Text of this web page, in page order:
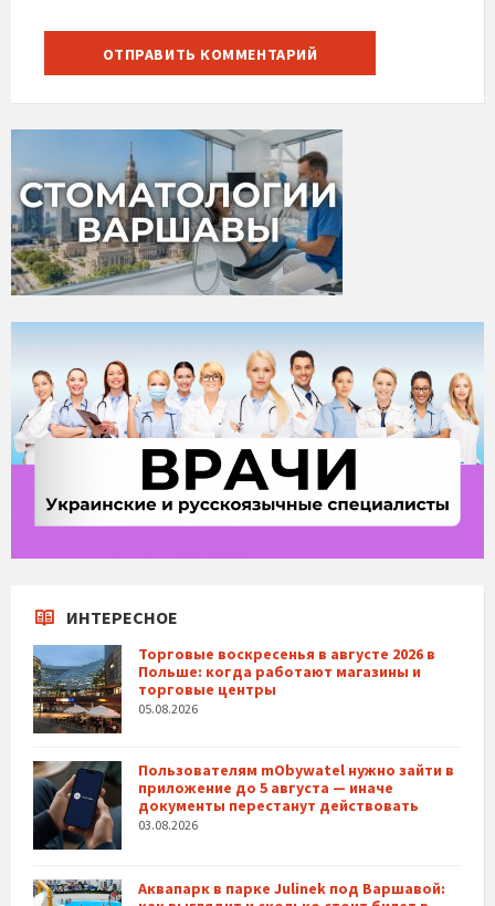
ИНТЕРЕСНОЕ
Торговые воскресенья в августе 2026 в
Польше: когда работают магазины и
торговые центры
05.08.2026
Пользователям mObywatel нужно зайти в
приложение до 5 августа — иначе
документы перестанут действовать
03.08.2026
Аквапарк в парке Julinek под Варшавой: